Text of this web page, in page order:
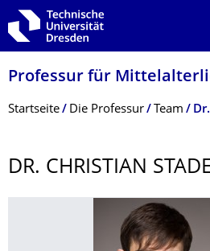
Zur Hauptnavigation springen
Zur Suche springen
Zum Inhalt springen
Professur für
Breadcrumb-Menü
Startseite Die Professur Team
DR. CHRISTIAN